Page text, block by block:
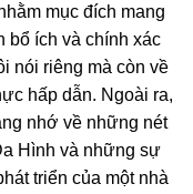
mục đích mang
bổ ích và chính xác
nói riêng mà còn về
hấp dẫn. Ngoài ra,
nhớ về những nét
Hình và những sự
triển của một nhà